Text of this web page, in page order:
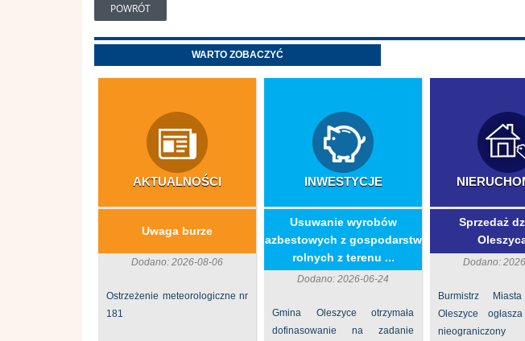
POWRÓT
WARTO ZOBACZYĆ
AKTUALNOŚCI
Uwaga burze
Dodano: 2026-08-06
Ostrzeżenie meteorologiczne nr
181
INWESTYCJE
​Usuwanie wyrobów
azbestowych z gospodarstw
rolnych z terenu ...
Dodano: 2026-06-24
Gmina Oleszyce otrzymała
dofinasowanie na zadanie
Sprzedaż
Dodano:
Burmistrz
Oleszyce